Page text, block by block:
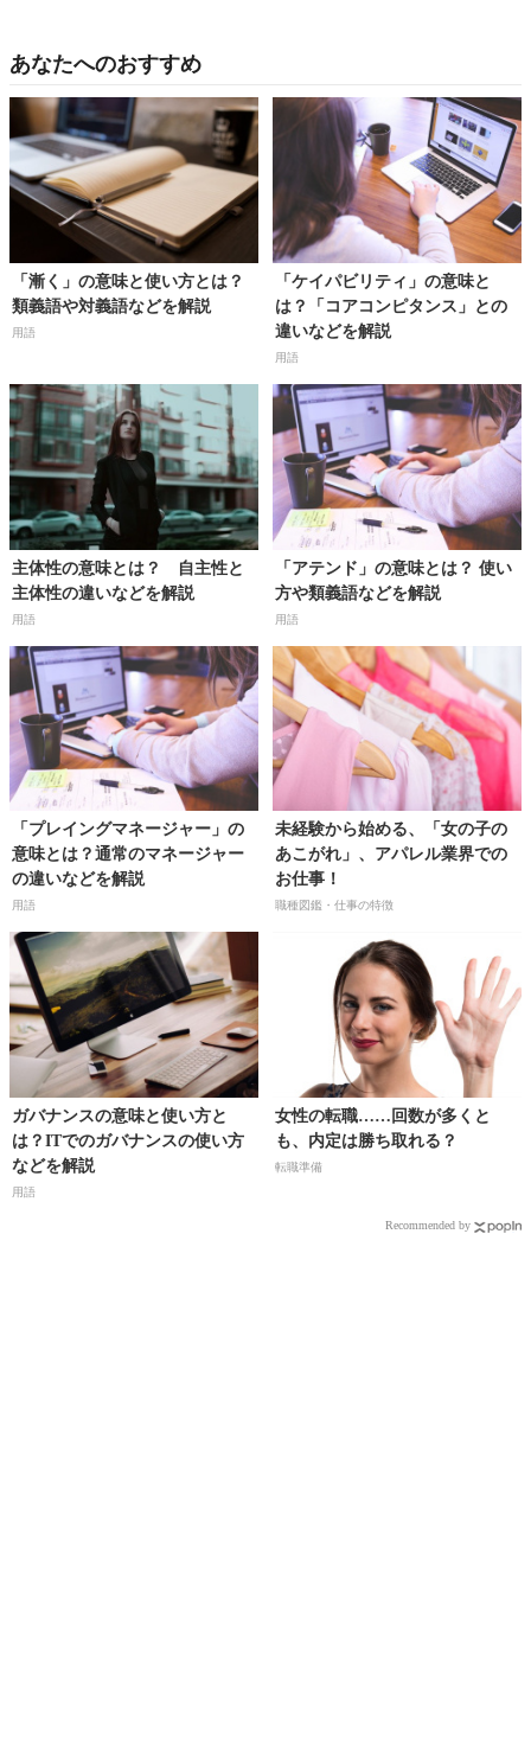
あなたへのおすすめ
「漸く」の意味と使い方とは？
類義語や対義語などを解説
用語
「ケイパビリティ」の意味と
は？「コアコンピタンス」との
違いなどを解説
用語
主体性の意味とは？ 自主性と
主体性の違いなどを解説
用語
「アテンド」の意味とは？ 使い
方や類義語などを解説
用語
「プレイングマネージャー」の
意味とは？通常のマネージャー
の違いなどを解説
用語
未経験から始める、「女の子の
あこがれ」、アパレル業界での
お仕事！
職種図鑑・仕事の特徴
ガバナンスの意味と使い方と
は？ITでのガバナンスの使い方
などを解説
用語
女性の転職……回数が多くと
も、内定は勝ち取れる？
転職準備
Recommended by